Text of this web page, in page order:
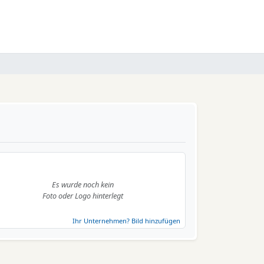
Es wurde noch kein
Foto oder Logo hinterlegt
Ihr Unternehmen? Bild hinzufügen